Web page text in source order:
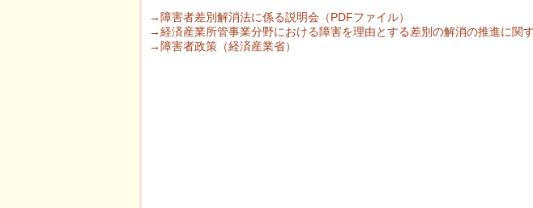
→障害者差別解消法に係る説明会（PDFファイル）
→経済産業所管事業分野における障害を理由とする差別の解消の推進に関
→障害者政策（経済産業省）